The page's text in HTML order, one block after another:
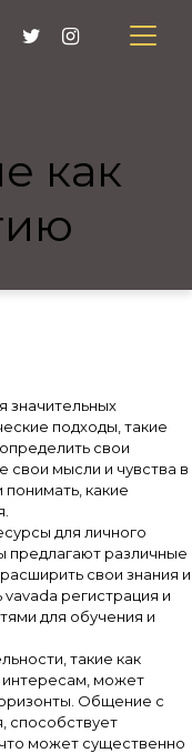
как
значительных
подходы, такие
свои
свои мысли и чувства в
какие
для личного
предлагают различные
свои знания и
vavada регистрация и
для обучения и
такие как
интересам, может
Общение с
способствует
может существенно